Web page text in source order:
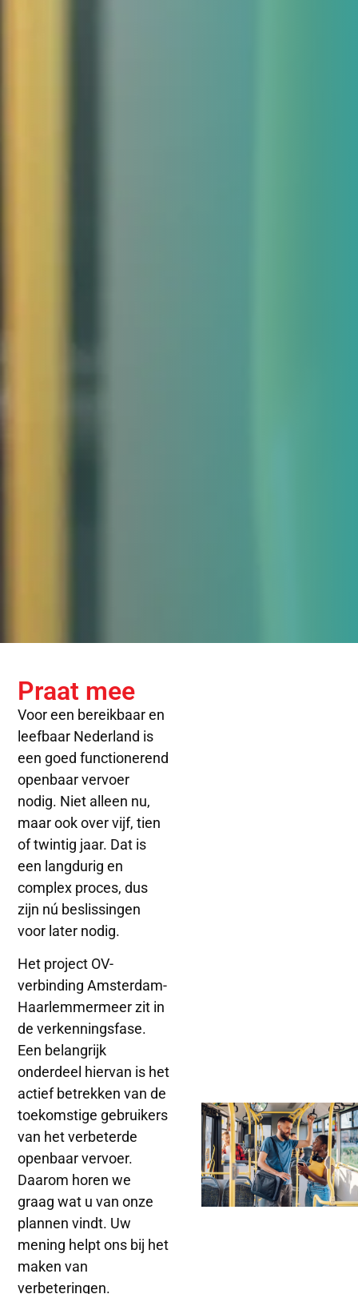
Praat mee
Voor een bereikbaar en
leefbaar Nederland is
een goed functionerend
openbaar vervoer
nodig. Niet alleen nu,
maar ook over vijf, tien
of twintig jaar. Dat is
een langdurig en
complex proces, dus
zijn nú beslissingen
voor later nodig.
Het project OV-
verbinding Amsterdam-
Haarlemmermeer zit in
de verkenningsfase.
Een belangrijk
onderdeel hiervan is het
actief betrekken van de
toekomstige gebruikers
van het verbeterde
openbaar vervoer.
Daarom horen we
graag wat u van onze
plannen vindt. Uw
mening helpt ons bij het
maken van
verbeteringen.